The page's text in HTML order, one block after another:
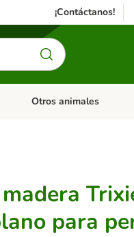
¡Contáctanos!
abierto: Roedores y +
Menú de categoria
Otros animales
para